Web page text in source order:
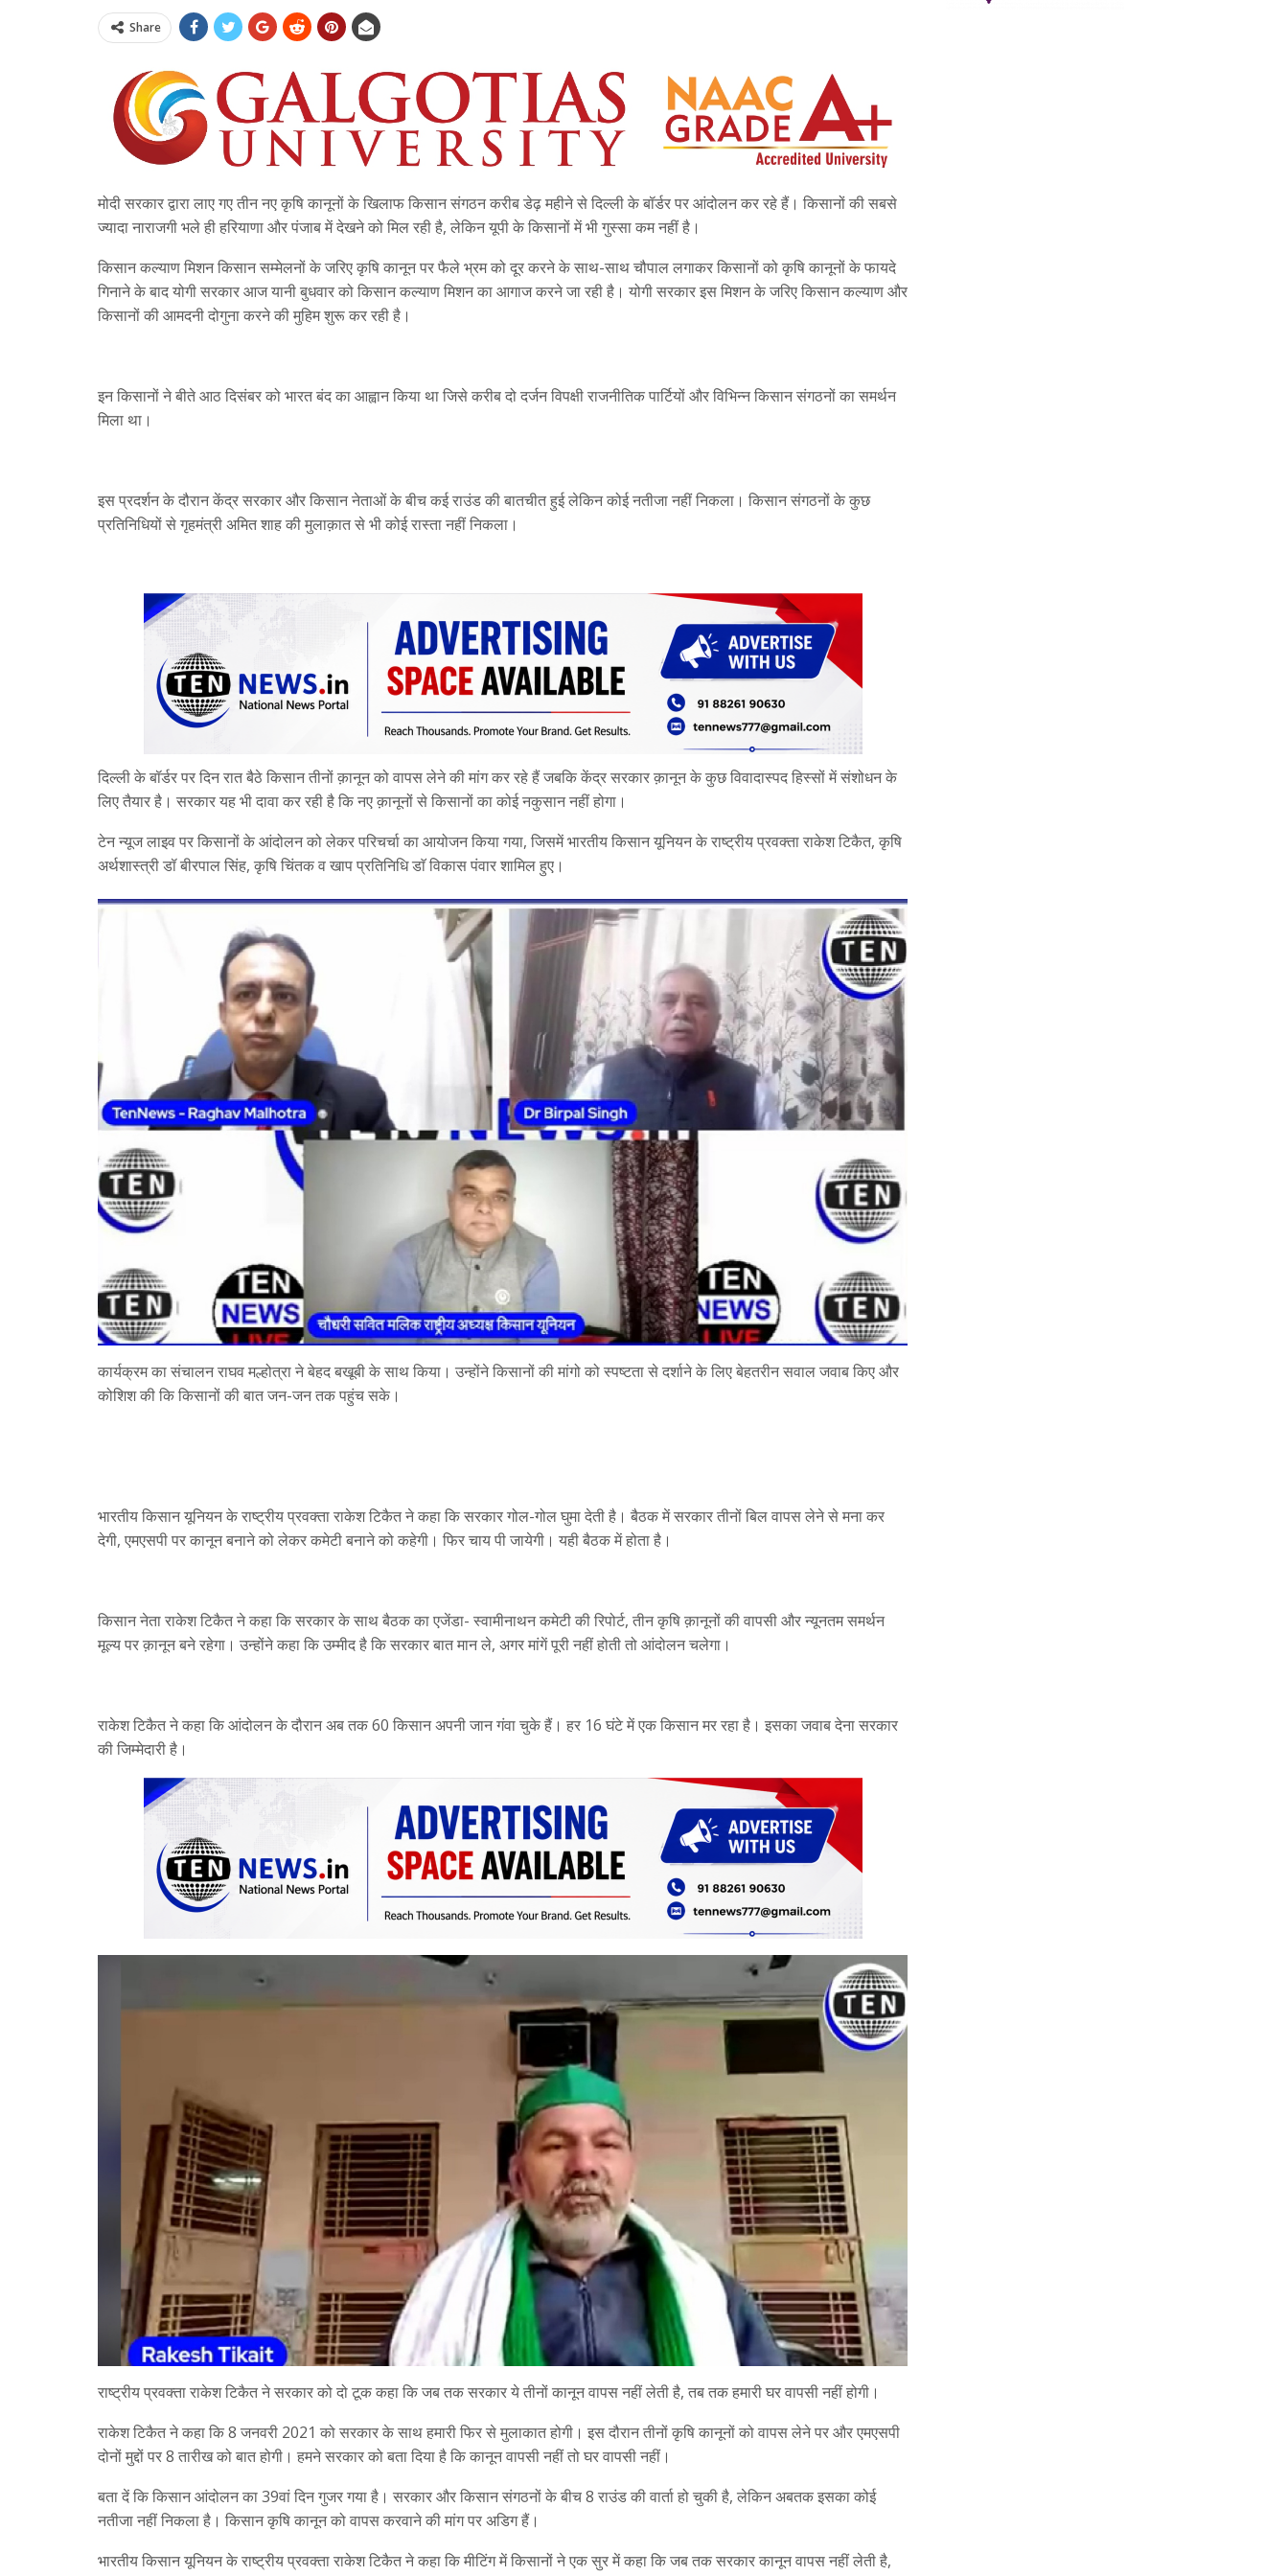
Share
मोदी सरकार द्वारा लाए गए तीन नए कृषि कानूनों के खिलाफ किसान संगठन करीब डेढ़ महीने से दिल्ली के बॉर्डर पर आंदोलन कर रहे हैं। किसानों की सबसे
ज्यादा नाराजगी भले ही हरियाणा और पंजाब में देखने को मिल रही है, लेकिन यूपी के किसानों में भी गुस्सा कम नहीं है।
किसान कल्याण मिशन किसान सम्मेलनों के जरिए कृषि कानून पर फैले भ्रम को दूर करने के साथ-साथ चौपाल लगाकर किसानों को कृषि कानूनों के फायदे
गिनाने के बाद योगी सरकार आज यानी बुधवार को किसान कल्याण मिशन का आगाज करने जा रही है। योगी सरकार इस मिशन के जरिए किसान कल्याण और
किसानों की आमदनी दोगुना करने की मुहिम शुरू कर रही है।
इन किसानों ने बीते आठ दिसंबर को भारत बंद का आह्वान किया था जिसे करीब दो दर्जन विपक्षी राजनीतिक पार्टियों और विभिन्न किसान संगठनों का समर्थन
मिला था।
इस प्रदर्शन के दौरान केंद्र सरकार और किसान नेताओं के बीच कई राउंड की बातचीत हुई लेकिन कोई नतीजा नहीं निकला। किसान संगठनों के कुछ
प्रतिनिधियों से गृहमंत्री अमित शाह की मुलाक़ात से भी कोई रास्ता नहीं निकला।
दिल्ली के बॉर्डर पर दिन रात बैठे किसान तीनों क़ानून को वापस लेने की मांग कर रहे हैं जबकि केंद्र सरकार क़ानून के कुछ विवादास्पद हिस्सों में संशोधन के
लिए तैयार है। सरकार यह भी दावा कर रही है कि नए क़ानूनों से किसानों का कोई नकुसान नहीं होगा।
टेन न्यूज लाइव पर किसानों के आंदोलन को लेकर परिचर्चा का आयोजन किया गया, जिसमें भारतीय किसान यूनियन के राष्ट्रीय प्रवक्ता राकेश टिकैत, कृषि
अर्थशास्त्री डॉ बीरपाल सिंह, कृषि चिंतक व खाप प्रतिनिधि डाॅ विकास पंवार शामिल हुए।
कार्यक्रम का संचालन राघव मल्होत्रा ने बेहद बखूबी के साथ किया। उन्होंने किसानों की मांगो को स्पष्टता से दर्शाने के लिए बेहतरीन सवाल जवाब किए और
कोशिश की कि किसानों की बात जन-जन तक पहुंच सके।
भारतीय किसान यूनियन के राष्ट्रीय प्रवक्ता राकेश टिकैत ने कहा कि सरकार गोल-गोल घुमा देती है। बैठक में सरकार तीनों बिल वापस लेने से मना कर
देगी, एमएसपी पर कानून बनाने को लेकर कमेटी बनाने को कहेगी। फिर चाय पी जायेगी। यही बैठक में होता है।
किसान नेता राकेश टिकैत ने कहा कि सरकार के साथ बैठक का एजेंडा- स्वामीनाथन कमेटी की रिपोर्ट, तीन कृषि क़ानूनों की वापसी और न्यूनतम समर्थन
मूल्य पर क़ानून बने रहेगा। उन्होंने कहा कि उम्मीद है कि सरकार बात मान ले, अगर मांगें पूरी नहीं होती तो आंदोलन चलेगा।
राकेश टिकैत ने कहा कि आंदोलन के दौरान अब तक 60 किसान अपनी जान गंवा चुके हैं। हर 16 घंटे में एक किसान मर रहा है। इसका जवाब देना सरकार
की जिम्मेदारी है।
राष्ट्रीय प्रवक्ता राकेश टिकैत ने सरकार को दो टूक कहा कि जब तक सरकार ये तीनों कानून वापस नहीं लेती है, तब तक हमारी घर वापसी नहीं होगी।
राकेश टिकैत ने कहा कि 8 जनवरी 2021 को सरकार के साथ हमारी फिर से मुलाकात होगी। इस दौरान तीनों कृषि कानूनों को वापस लेने पर और एमएसपी
दोनों मुद्दों पर 8 तारीख को बात होगी। हमने सरकार को बता दिया है कि कानून वापसी नहीं तो घर वापसी नहीं।
बता दें कि किसान आंदोलन का 39वां दिन गुजर गया है। सरकार और किसान संगठनों के बीच 8 राउंड की वार्ता हो चुकी है, लेकिन अबतक इसका कोई
नतीजा नहीं निकला है। किसान कृषि कानून को वापस करवाने की मांग पर अडिग हैं।
भारतीय किसान यूनियन के राष्ट्रीय प्रवक्ता राकेश टिकैत ने कहा कि मीटिंग में किसानों ने एक सुर में कहा कि जब तक सरकार कानून वापस नहीं लेती है,